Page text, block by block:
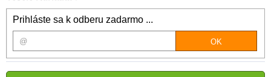
Prihláste sa k odberu zadarmo ...